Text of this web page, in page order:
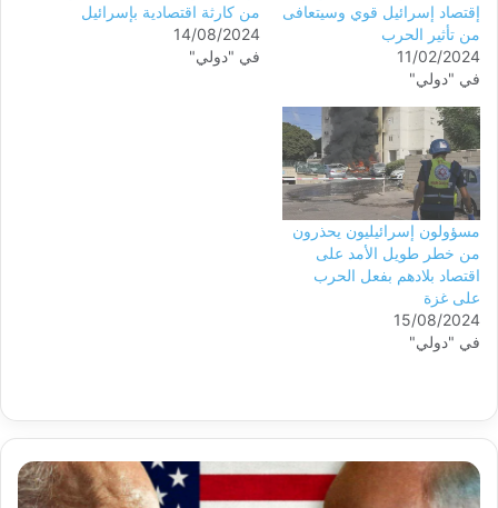
إقتصاد إسرائيل قوي وسيتعافى
من تأثير الحرب
11/02/2024
في "دولي"
من كارثة اقتصادية بإسرائيل
14/08/2024
في "دولي"
مسؤولون إسرائيليون يحذرون
من خطر طويل الأمد على
اقتصاد بلادهم بفعل الحرب
على غزة
15/08/2024
في "دولي"